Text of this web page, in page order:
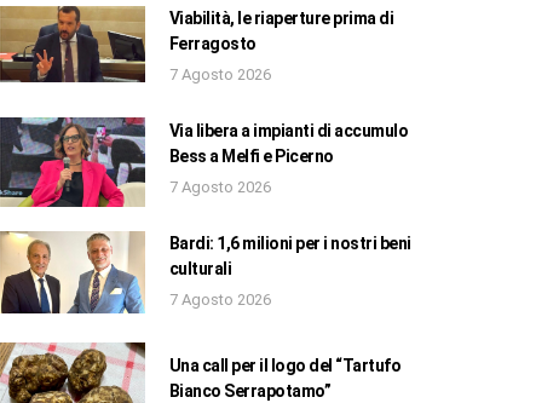
Viabilità, le riaperture prima di
Ferragosto
7 Agosto 2026
Via libera a impianti di accumulo
Bess a Melfi e Picerno
7 Agosto 2026
Bardi: 1,6 milioni per i nostri beni
culturali
7 Agosto 2026
Una call per il logo del “Tartufo
Bianco Serrapotamo”